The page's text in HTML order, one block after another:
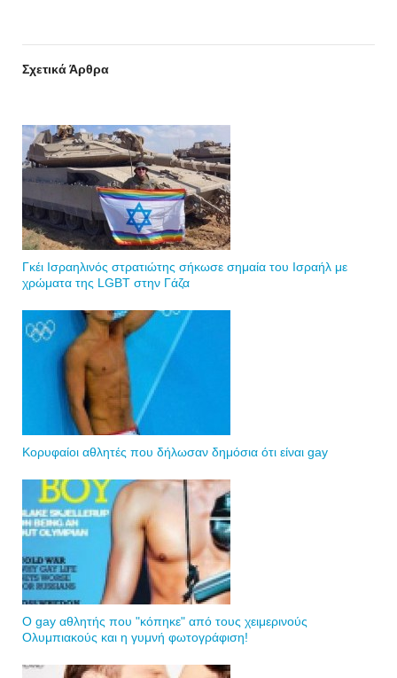
Σχετικά Άρθρα
Γκέι Ισραηλινός στρατιώτης σήκωσε σημαία του Ισραήλ με
χρώματα της LGBT στην Γάζα
Κορυφαίοι αθλητές που δήλωσαν δημόσια ότι είναι gay
Ο gay αθλητής που "κόπηκε" από τους χειμερινούς
Ολυμπιακούς και η γυμνή φωτογράφιση!